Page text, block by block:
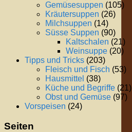
Gemüsesuppen (105)
Kräutersuppen (26)
Milchsuppen (14)
Süsse Suppen (90)
Kaltschalen (21)
Weinsuppe (20)
Tipps und Tricks (203)
Fleisch und Fisch (53)
Hausmittel (38)
Küche und Begriffe (21)
Obst und Gemüse (97)
Vorspeisen (24)
Seiten